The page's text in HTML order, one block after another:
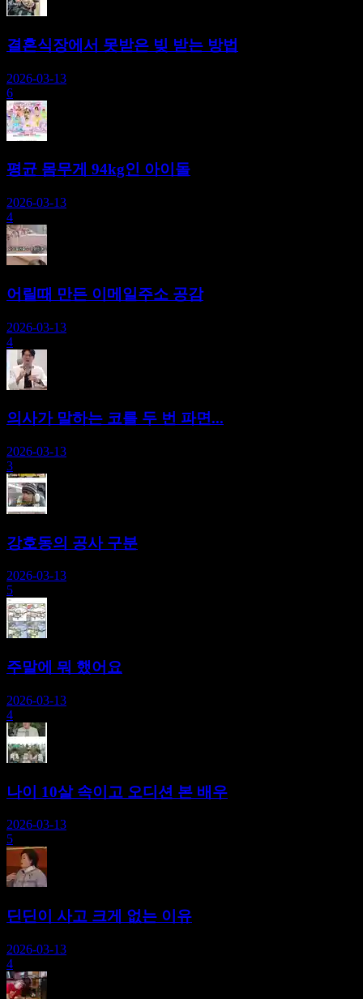
결혼식장에서 못받은 빚 받는 방법
2026-03-13
6
평균 몸무게 94kg인 아이돌
2026-03-13
4
어릴때 만든 이메일주소 공감
2026-03-13
4
의사가 말하는 코를 두 번 파면...
2026-03-13
3
강호동의 공사 구분
2026-03-13
5
주말에 뭐 했어요
2026-03-13
4
나이 10살 속이고 오디션 본 배우
2026-03-13
5
딘딘이 사고 크게 없는 이유
2026-03-13
4